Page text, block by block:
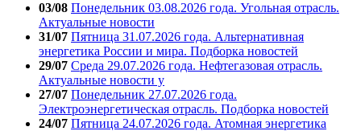
03/08 Понедельник 03.08.2026 года. Угольная отрасль.
Актуальные новости
31/07 Пятница 31.07.2026 года. Альтернативная
энергетика России и мира. Подборка новостей
29/07 Среда 29.07.2026 года. Нефтегазовая отрасль.
Актуальные новости у
27/07 Понедельник 27.07.2026 года.
Электроэнергетическая отрасль. Подборка новостей
24/07 Пятница 24.07.2026 года. Атомная энергетика